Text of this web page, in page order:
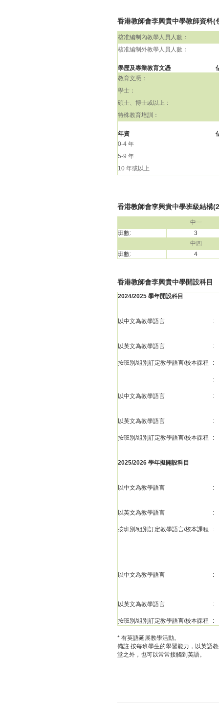
香港教師會李興貴中學教師資料
核准編制內教學人員人數：
核准編制外教學人員人數：
學歷及專業教育文憑
教育文憑：
學士：
碩士、博士或以上：
特殊教育培訓：
年資
0-4 年
5-9 年
10 年或以上
香港教師會李興貴中學班級結構
中一
班數:
3
中四
班數:
4
香港教師會李興貴中學開設科目
2024/2025 學年開設科目
以中文為教學語言 :
以英文為教學語言 :
按班別/組別訂定教學語言/校本課程 :
:
以中文為教學語言 :
以英文為教學語言 :
按班別/組別訂定教學語言/校本課程 :
2025/2026 學年擬開設科目
以中文為教學語言 :
以英文為教學語言 :
按班別/組別訂定教學語言/校本課程 :
以中文為教學語言 :
以英文為教學語言 :
按班別/組別訂定教學語言/校本課程 :
* 有英語延展教學活動。
備註:按每班學生的學習能力，以英語
堂之外，也可以常常接觸到英語。